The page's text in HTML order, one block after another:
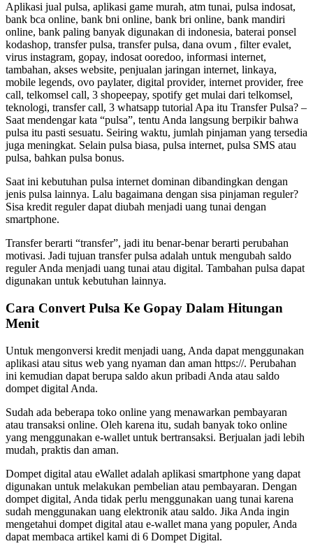
Aplikasi jual pulsa, aplikasi game murah, atm tunai, pulsa indosat,
bank bca online, bank bni online, bank bri online, bank mandiri
online, bank paling banyak digunakan di indonesia, baterai ponsel
kodashop, transfer pulsa, transfer pulsa, dana ovum , filter evalet,
virus instagram, gopay, indosat ooredoo, informasi internet,
tambahan, akses website, penjualan jaringan internet, linkaya,
mobile legends, ovo paylater, digital provider, internet provider, free
call, telkomsel call, 3 shopeepay, spotify get mulai dari telkomsel,
teknologi, transfer call, 3 whatsapp tutorial Apa itu Transfer Pulsa? –
Saat mendengar kata “pulsa”, tentu Anda langsung berpikir bahwa
pulsa itu pasti sesuatu. Seiring waktu, jumlah pinjaman yang tersedia
juga meningkat. Selain pulsa biasa, pulsa internet, pulsa SMS atau
pulsa, bahkan pulsa bonus.
Saat ini kebutuhan pulsa internet dominan dibandingkan dengan
jenis pulsa lainnya. Lalu bagaimana dengan sisa pinjaman reguler?
Sisa kredit reguler dapat diubah menjadi uang tunai dengan
smartphone.
Transfer berarti “transfer”, jadi itu benar-benar berarti perubahan
motivasi. Jadi tujuan transfer pulsa adalah untuk mengubah saldo
reguler Anda menjadi uang tunai atau digital. Tambahan pulsa dapat
digunakan untuk kebutuhan lainnya.
Cara Convert Pulsa Ke Gopay Dalam Hitungan
Menit
Untuk mengonversi kredit menjadi uang, Anda dapat menggunakan
aplikasi atau situs web yang nyaman dan aman https://. Perubahan
ini kemudian dapat berupa saldo akun pribadi Anda atau saldo
dompet digital Anda.
Sudah ada beberapa toko online yang menawarkan pembayaran
atau transaksi online. Oleh karena itu, sudah banyak toko online
yang menggunakan e-wallet untuk bertransaksi. Berjualan jadi lebih
mudah, praktis dan aman.
Dompet digital atau eWallet adalah aplikasi smartphone yang dapat
digunakan untuk melakukan pembelian atau pembayaran. Dengan
dompet digital, Anda tidak perlu menggunakan uang tunai karena
sudah menggunakan uang elektronik atau saldo. Jika Anda ingin
mengetahui dompet digital atau e-wallet mana yang populer, Anda
dapat membaca artikel kami di 6 Dompet Digital.